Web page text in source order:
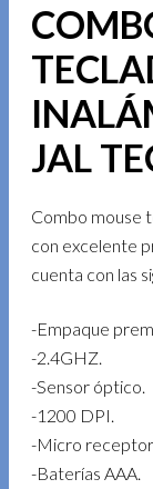
JAL
Combo mouse
con excelente
cuenta con las
-Empaque
-2.4GHZ.
-Sensor óptico.
-1200 DPI.
-Micro receptor
-Baterías AAA.